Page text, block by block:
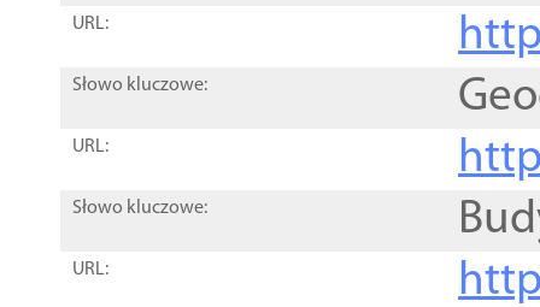
URL:
Słowo kluczowe:
URL:
Słowo kluczowe:
URL: